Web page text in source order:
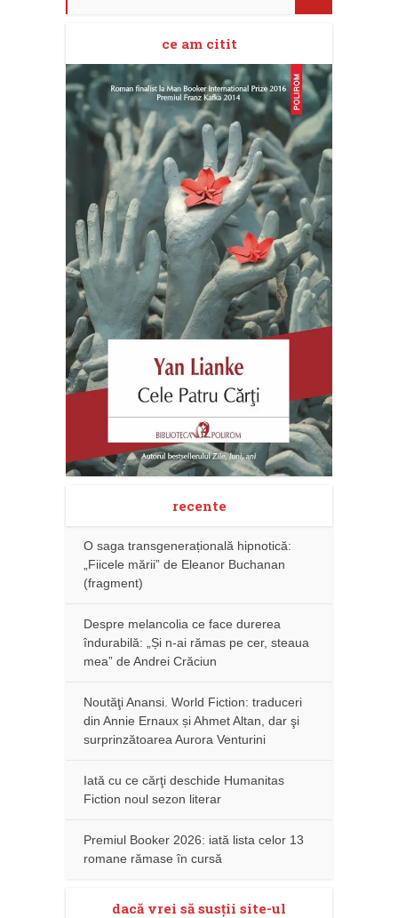
ce am citit
recente
O saga transgenerațională hipnotică:
„Fiicele mării” de Eleanor Buchanan
(fragment)
Despre melancolia ce face durerea
îndurabilă: „Și n-ai rămas pe cer, steaua
mea” de Andrei Crăciun
Noutăţi Anansi. World Fiction: traduceri
din Annie Ernaux și Ahmet Altan, dar şi
surprinzătoarea Aurora Venturini
Iată cu ce cărţi deschide Humanitas
Fiction noul sezon literar
Premiul Booker 2026: iată lista celor 13
romane rămase în cursă
dacă vrei să susţii site-ul